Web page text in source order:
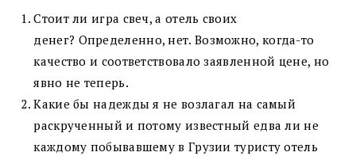
Стоит ли игра свеч, а отель своих
денег? Определенно, нет. Возможно, когда-то
качество и соответствовало заявленной цене, но
явно не теперь.
Какие бы надежды я не возлагал на самый
раскрученный и потому известный едва ли не
каждому побывавшему в Грузии туристу отель